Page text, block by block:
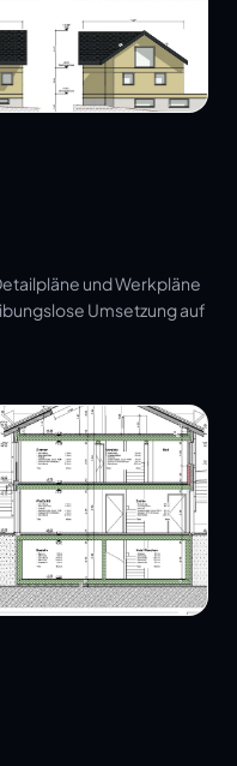
und Werkpläne
Umsetzung auf